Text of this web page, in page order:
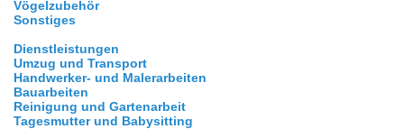
Vögelzubehör
Sonstiges
Dienstleistungen
Umzug und Transport
Handwerker- und Malerarbeiten
Bauarbeiten
Reinigung und Gartenarbeit
Tagesmutter und Babysitting